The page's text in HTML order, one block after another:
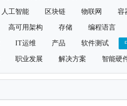
人工智能 区块链 物联网 容
高可用架构 存储 编程语言
IT运维 产品 软件测试
职业发展 解决方案 智能硬